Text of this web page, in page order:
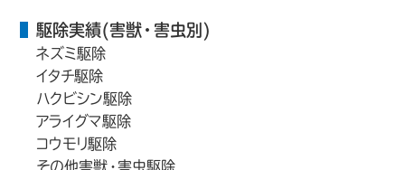
駆除実績(害獣・害虫別)
ネズミ駆除
イタチ駆除
ハクビシン駆除
アライグマ駆除
コウモリ駆除
その他害獣・害虫駆除